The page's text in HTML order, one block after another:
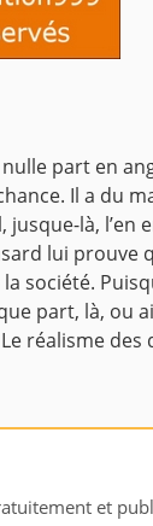
part en
Il a du
jusque-là,
lui
société.
part, là, ou
réalisme
et